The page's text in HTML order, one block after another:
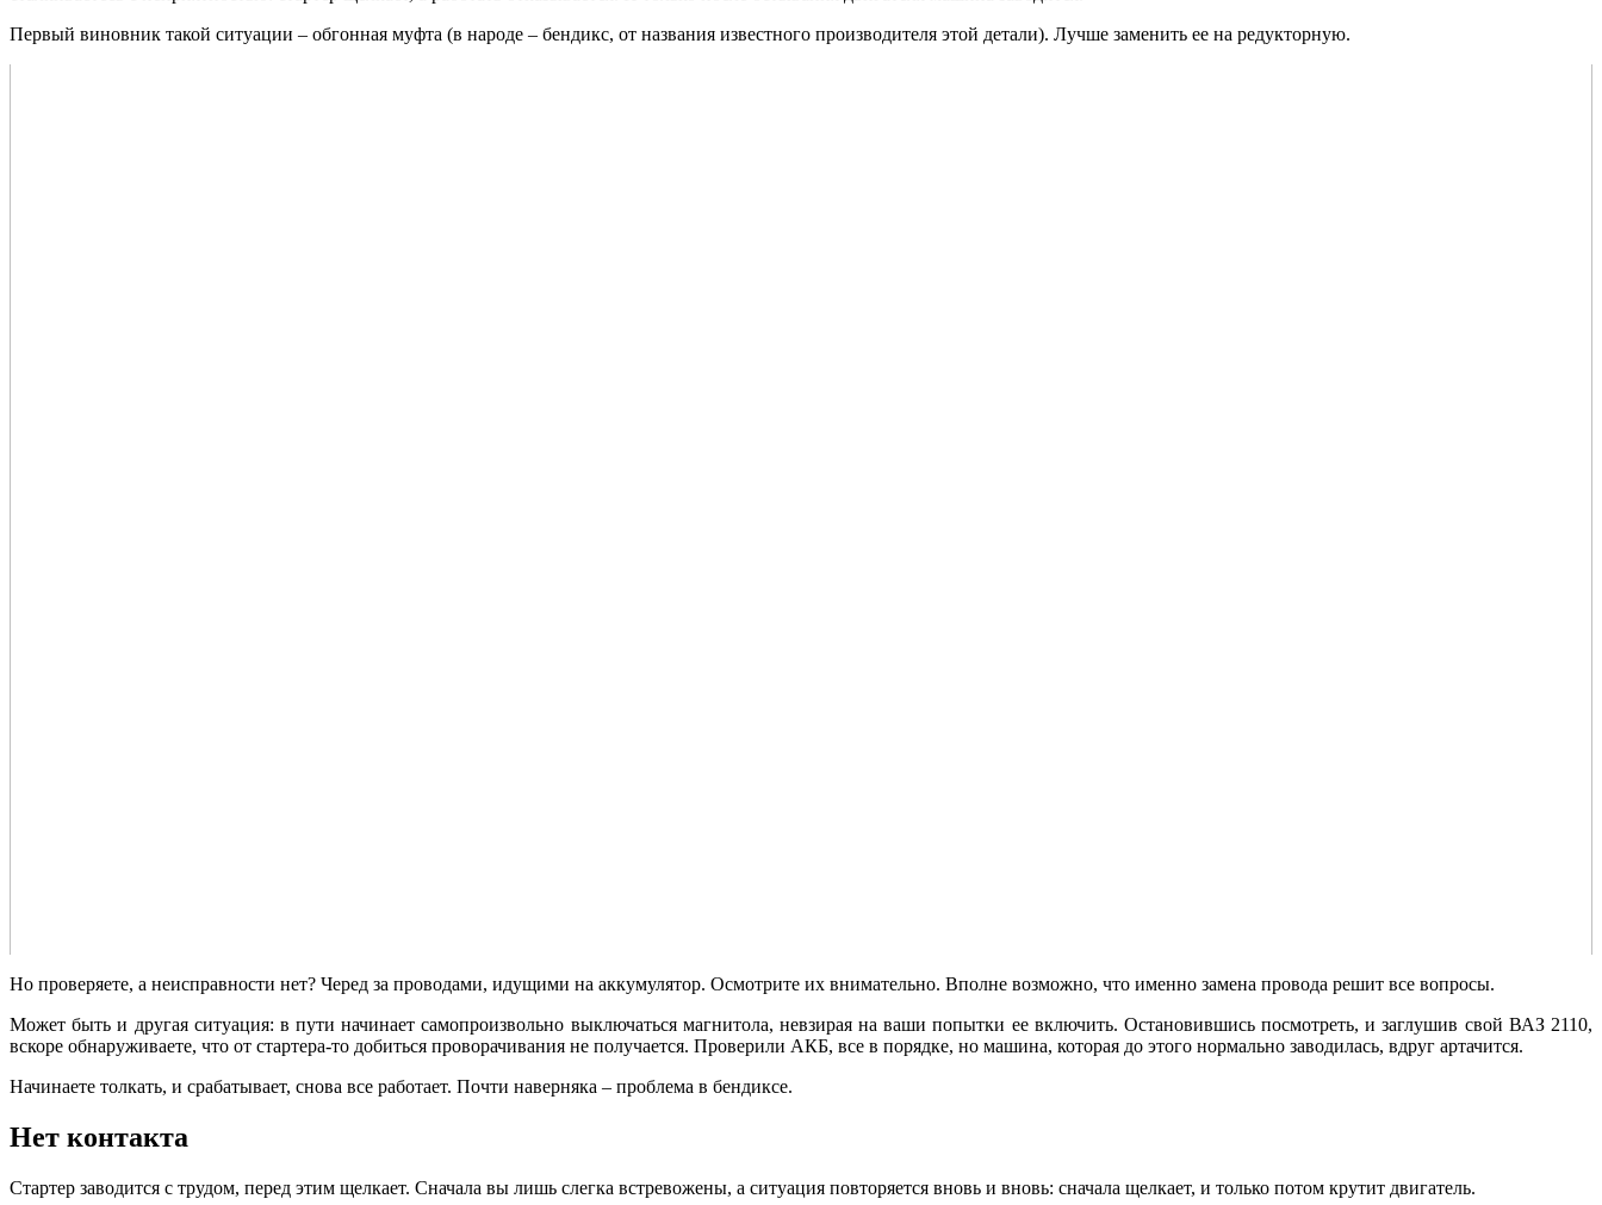
Первый виновник такой ситуации – обгонная муфта (в народе – бендикс, от названия известного производителя этой детали). Лучше заменить ее на редукторную.
Но проверяете, а неисправности нет? Черед за проводами, идущими на аккумулятор. Осмотрите их внимательно. Вполне возможно, что именно замена провода решит все вопросы.
Может быть и другая ситуация: в пути начинает самопроизвольно выключаться магнитола, невзирая на ваши попытки ее включить. Остановившись посмотреть, и заглушив свой ВАЗ 2110,
вскоре обнаруживаете, что от стартера-то добиться проворачивания не получается. Проверили АКБ, все в порядке, но машина, которая до этого нормально заводилась, вдруг артачится.
Начинаете толкать, и срабатывает, снова все работает. Почти наверняка – проблема в бендиксе.
Нет контакта
Стартер заводится с трудом, перед этим щелкает. Сначала вы лишь слегка встревожены, а ситуация повторяется вновь и вновь: сначала щелкает, и только потом крутит двигатель.